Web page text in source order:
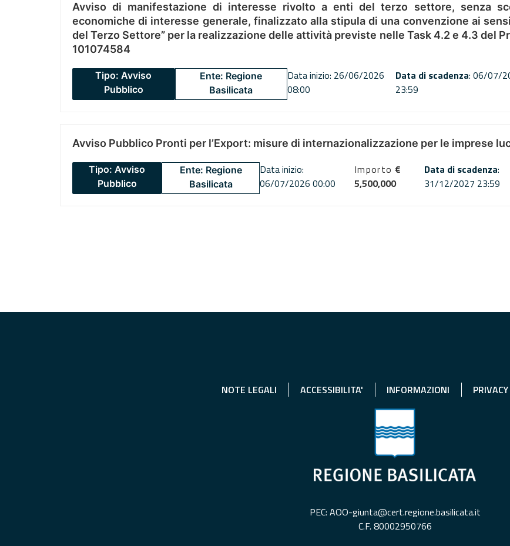
Avviso di manifestazione di interesse rivolto a enti del terzo settore, senza
economiche di interesse generale, finalizzato alla stipula di una convenzione ai sensi
del Terzo Settore” per la realizzazione delle attività previste nelle Task 4.2 e 4.3 del
101074584
Tipo: Avviso
Pubblico
Ente: Regione
Basilicata
Data inizio: 26/06/2026
08:00
Data di scadenza: 06/07/
23:59
Avviso Pubblico Pronti per l’Export: misure di internazionalizzazione per le imprese
Tipo: Avviso
Pubblico
Ente: Regione
Basilicata
Data inizio:
06/07/2026 00:00
Importo €
5,500,000
Data di scadenza:
31/12/2027 23:59
NOTE LEGALI ACCESSIBILITA' INFORMAZIONI PRIVACY
PEC: AOO-giunta@cert.regione.basilicata.it
C.F. 80002950766